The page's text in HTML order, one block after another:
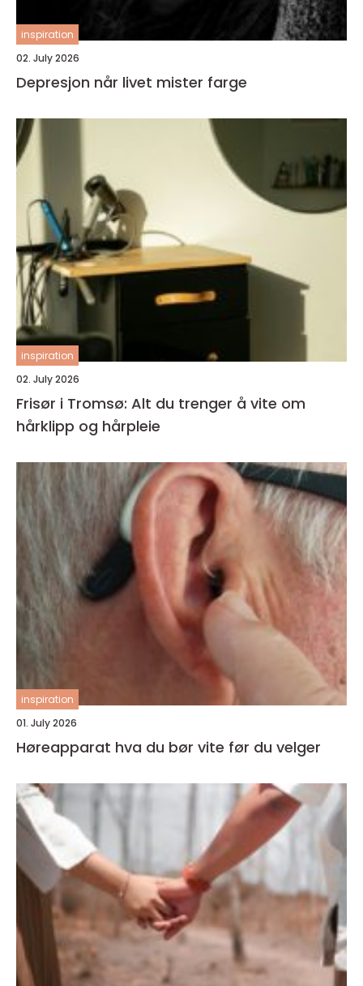
inspiration
02. July 2026
Depresjon når livet mister farge
inspiration
02. July 2026
Frisør i Tromsø: Alt du trenger å vite om
hårklipp og hårpleie
inspiration
01. July 2026
Høreapparat hva du bør vite før du velger